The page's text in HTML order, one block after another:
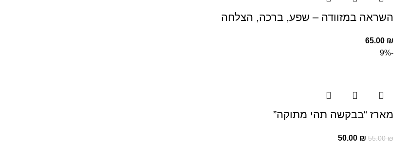
השראה במזוודה – שפע, ברכה, הצלחה
65.00 ₪
-9%
מארז “בבקשה תהי מתוקה”
55.00₪
50.00 ₪